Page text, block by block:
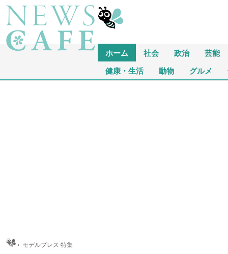
ホーム 社会 政治 芸能
健康・生活 動物 グルメ
› モデルプレス 特集